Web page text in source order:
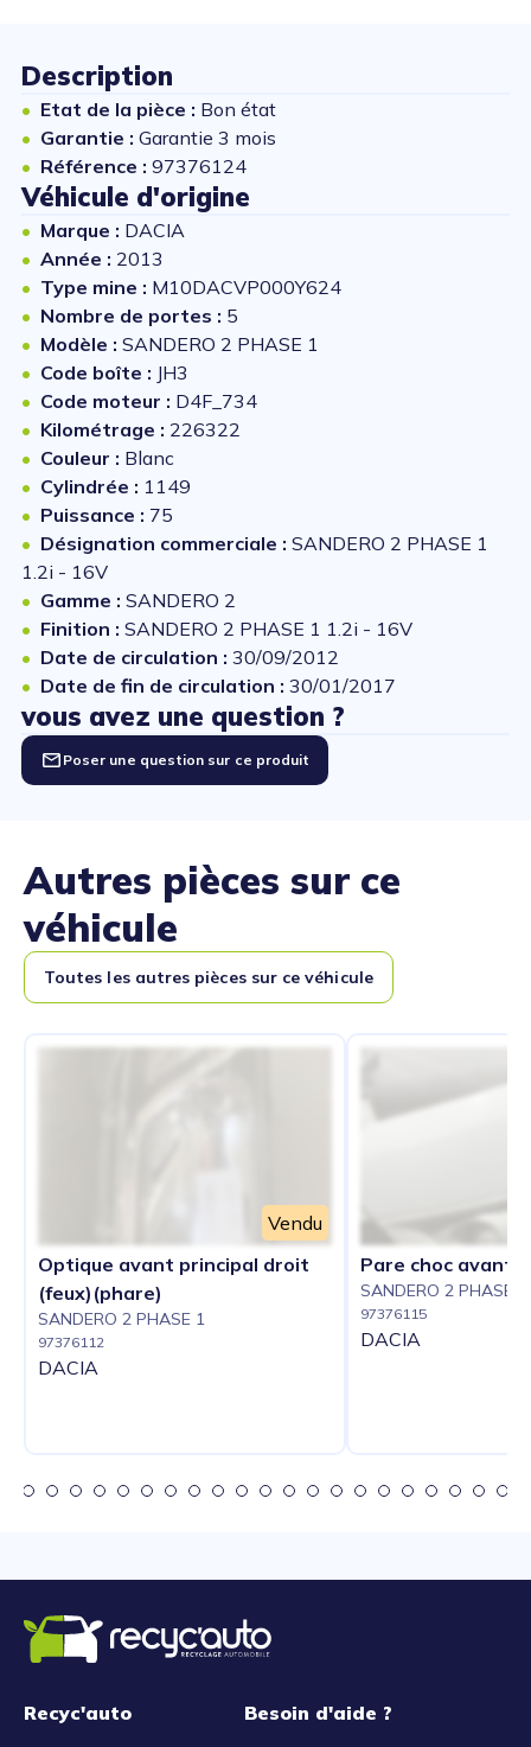
Description
Etat de la pièce : Bon état
Garantie : Garantie 3 mois
Référence : 97376124
Véhicule d'origine
Marque : DACIA
Année : 2013
Type mine : M10DACVP000Y624
Nombre de portes : 5
Modèle : SANDERO 2 PHASE 1
Code boîte : JH3
Code moteur : D4F_734
Kilométrage : 226322
Couleur : Blanc
Cylindrée : 1149
Puissance : 75
Désignation commerciale : SANDERO 2 PHASE 1
1.2i - 16V
Gamme : SANDERO 2
Finition : SANDERO 2 PHASE 1 1.2i - 16V
Date de circulation : 30/09/2012
Date de fin de circulation : 30/01/2017
vous avez une question ?
Poser une question sur ce produit
Autres pièces sur ce
véhicule
Toutes les autres pièces sur ce véhicule
Vendu
Optique avant principal droit
(feux)(phare)
SANDERO 2 PHASE 1
97376112
DACIA
Pare choc avant
SANDERO 2 PHASE 1
97376115
DACIA
Recyc'auto Besoin d'aide ?